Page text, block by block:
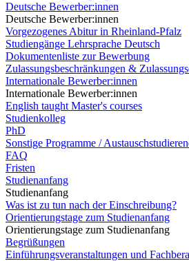
Deutsche Bewerber:innen
Deutsche Bewerber:innen
Vorgezogenes Abitur in Rheinland-Pfalz
Studiengänge Lehrsprache Deutsch
Dokumentenliste zur Bewerbung
Zulassungsbeschränkungen &
Internationale Bewerber:innen
Internationale Bewerber:innen
English taught Master's courses
Studienkolleg
PhD
Sonstige Programme /
FAQ
Fristen
Studienanfang
Studienanfang
Was ist zu tun nach der Einschreibung?
Orientierungstage zum Studienanfang
Orientierungstage zum Studienanfang
Begrüßungen
Einführungsveranstaltungen und